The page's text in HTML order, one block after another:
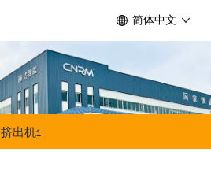
简体中文
挤出机1